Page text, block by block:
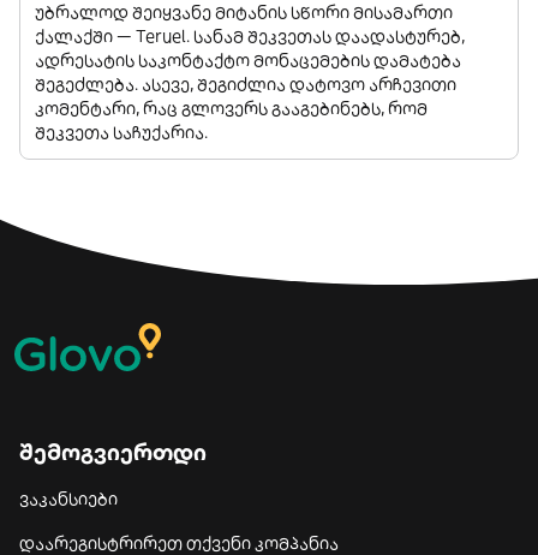
უბრალოდ შეიყვანე მიტანის სწორი მისამართი
ქალაქში — Teruel. სანამ შეკვეთას დაადასტურებ,
ადრესატის საკონტაქტო მონაცემების დამატება
შეგეძლება. ასევე, შეგიძლია დატოვო არჩევითი
კომენტარი, რაც გლოვერს გააგებინებს, რომ
შეკვეთა საჩუქარია.
შემოგვიერთდი
ვაკანსიები
დაარეგისტრირეთ თქვენი კომპანია